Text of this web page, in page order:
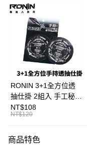
信用卡分期付款
3 期 0 利率 每期
合作金庫商業銀行
華南商業銀行
上海商業儲蓄銀行
國泰世華商業銀行
臺灣中小企業銀行
匯豐（台灣）商業銀行
聯邦商業銀行
元大商業銀行
台灣樂天信用卡公司
超商取貨付款
Apple Pay
街口支付
悠遊付
大哥付你分期
【大哥付你分期使用說明】
RONIN 3+1全方位透
抽仕掛 2組入 手工秘
製！最適台灣海域
T991
NT$108
NT$120
商品特色